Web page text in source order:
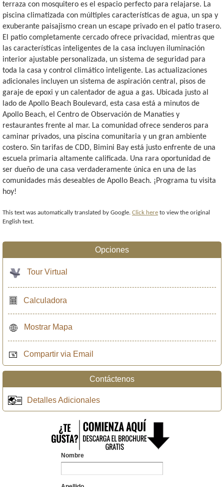
terraza con mosquitero es el espacio perfecto para relajarse. La
piscina climatizada con múltiples características de agua, un spa y
exuberante paisajismo crean un escape privado en el patio trasero.
El patio completamente cercado ofrece privacidad, mientras que
las características inteligentes de la casa incluyen iluminación
interior ajustable personalizada, un sistema de seguridad para
toda la casa y control climático inteligente. Las actualizaciones
adicionales incluyen un sistema de aspiración central, pisos de
garaje de epoxi y un calentador de agua a gas. Ubicada justo al
lado de Apollo Beach Boulevard, esta casa está a minutos de
Apollo Beach, el Centro de Observación de Manatíes y
restaurantes frente al mar. La comunidad ofrece senderos para
caminar privados, una piscina comunitaria y un gran ambiente
costero. Sin tarifas de CDD, Bimini Bay está justo enfrente de una
escuela primaria altamente calificada. Una rara oportunidad de
ser dueño de una casa verdaderamente única en una de las
comunidades más deseables de Apollo Beach. ¡Programa tu visita
hoy!
This text was automatically translated by Google. Click here to view the original
English text.
Opciones
Tour Virtual
Calculadora
Mostrar Mapa
Compartir via Email
Contáctenos
Detalles Adicionales
Nombre